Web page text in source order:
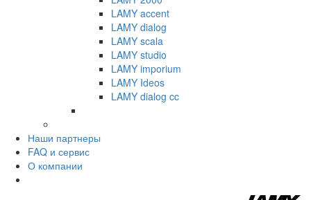
LAMY accent
LAMY dialog
LAMY scala
LAMY studio
LAMY imporium
LAMY Ideos
LAMY dialog cc
Наши партнеры
FAQ и сервис
О компании